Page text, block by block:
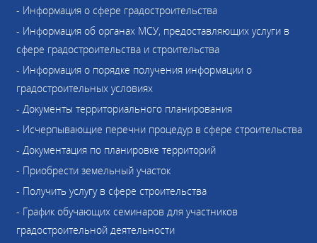
- Информация о сфере градостроительства
- Информация об органах МСУ, предоставляющих услуги в
сфере градостроительства и строительства
- Информация о порядке получения информации о
градостроительных условиях
- Документы территориального планирования
- Исчерпывающие перечни процедур в сфере строительства
- Документация по планировке территорий
- Приобрести земельный участок
- Получить услугу в сфере строительства
- График обучающих семинаров для участников
градостроительной деятельности